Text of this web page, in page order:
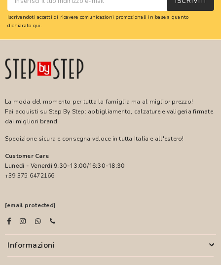
Iscrivendoti accetti di ricevere comunicazioni promozionali in base a quanto
dichiarato qui.
La moda del momento per tutta la famiglia ma al miglior prezzo!
Fai acquisti su Step By Step: abbigliamento, calzature e valigeria firmate
dai migliori brand.
Spedizione sicura e consegna veloce in tutta Italia e all'estero!
Customer Care
Lunedì - Venerdì 9:30-13:00/16:30-18:30
+39 375 6472166
[email protected]
Informazioni